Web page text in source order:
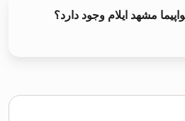
مشهد ایلام وجود دارد؟